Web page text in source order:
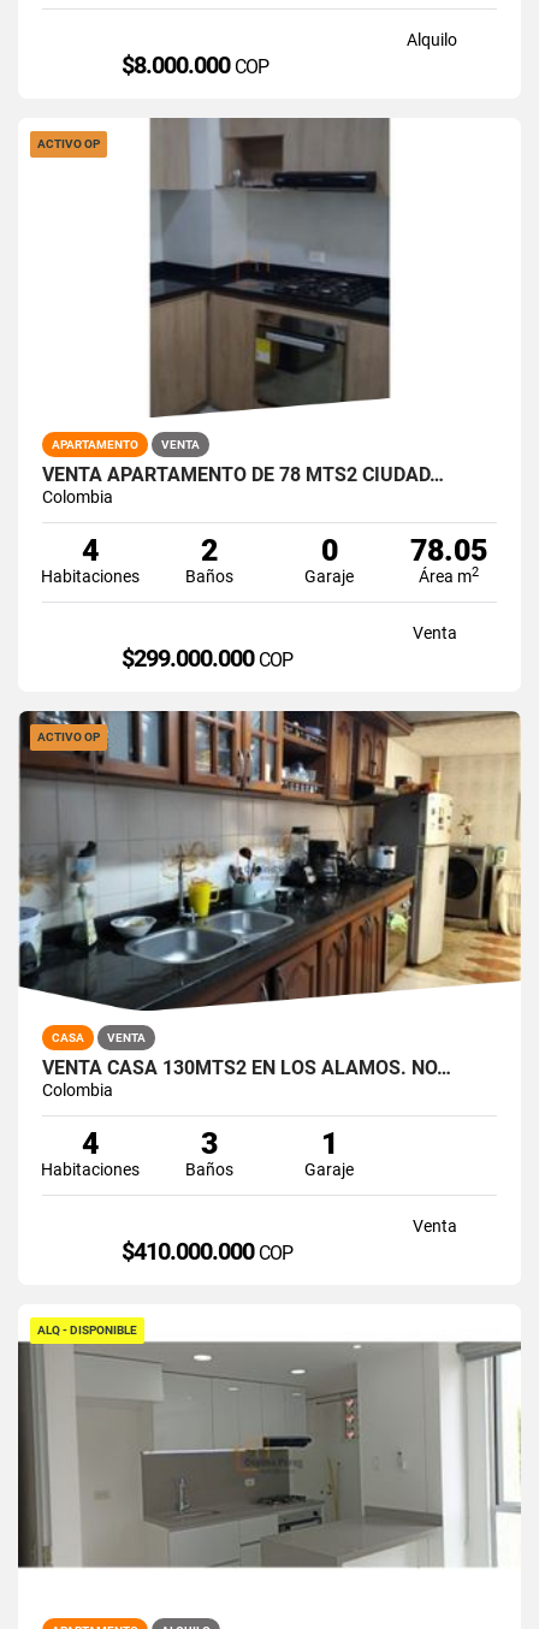
Alquilo
$8.000.000 COP
ACTIVO OP
APARTAMENTO VENTA
VENTA APARTAMENTO DE 78 MTS2 CIUDAD…
Colombia
4
Habitaciones
2
Baños
0
Garaje
78.05
Área m2
Venta
$299.000.000 COP
ACTIVO OP
CASA VENTA
VENTA CASA 130MTS2 EN LOS ÁLAMOS. NO…
Colombia
4
Habitaciones
3
Baños
1
Garaje
Venta
$410.000.000 COP
ALQ - DISPONIBLE